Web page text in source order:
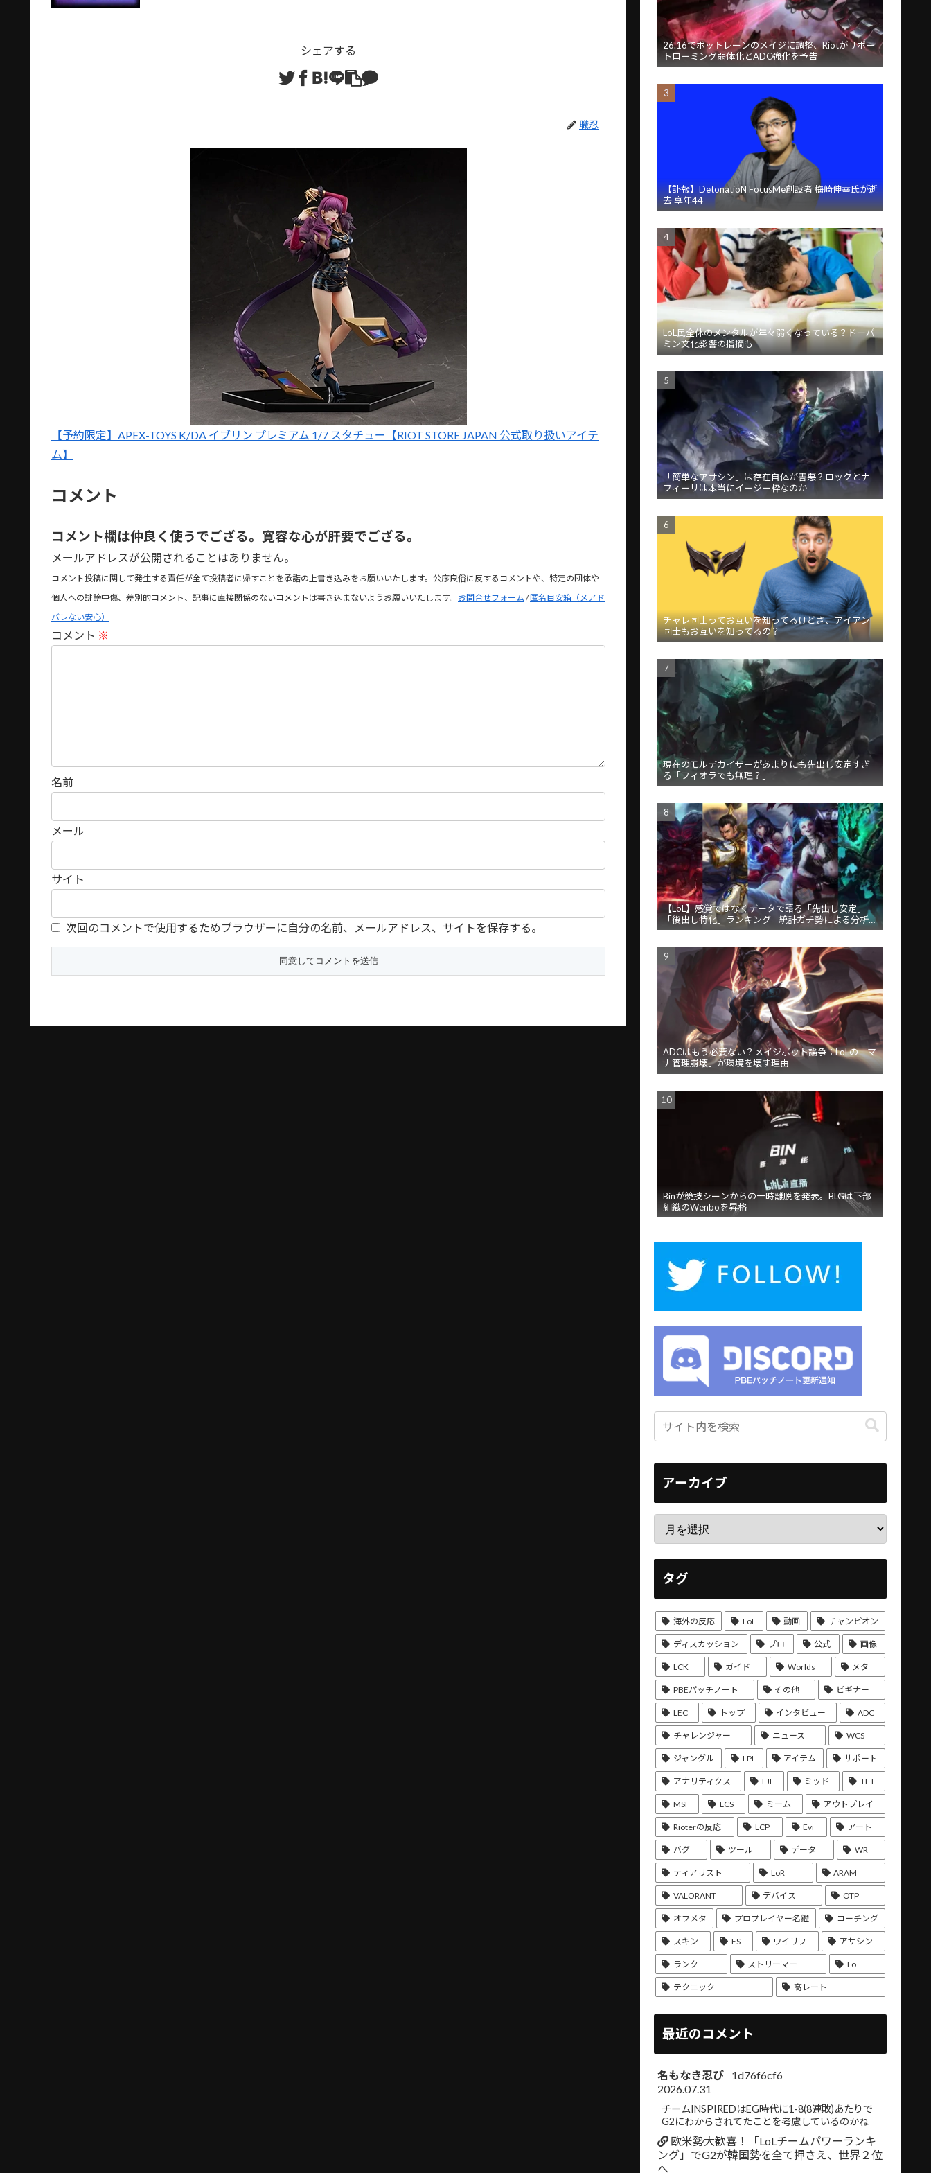
シェアする
職忍
【予約限定】APEX-TOYS K/DA イブリン プレミアム 1/7 スタチュー【RIOT STORE JAPAN 公式取り扱いアイテ
ム】
コメント
コメント欄は仲良く使うでござる。寛容な心が肝要でござる。
メールアドレスが公開されることはありません。
コメント投稿に関して発生する責任が全て投稿者に帰すことを承諾の上書き込みをお願いいたします。公序良俗に反するコメントや、特定の団体や
個人への誹謗中傷、差別的コメント、記事に直接関係のないコメントは書き込まないようお願いいたします。 お問合せフォーム /匿名目安箱（メアド
バレない安心）
コメント ※
名前
メール
サイト
次回のコメントで使用するためブラウザーに自分の名前、メールアドレス、サイトを保存する。
26.16でボットレーンのメイジに調整、Riotがサポー
トローミング弱体化とADC強化を予告
【訃報】DetonatioN FocusMe創設者 梅崎伸幸氏が逝
去 享年44
LoL民全体のメンタルが年々弱くなっている？ドーパ
ミン文化影響の指摘も
「簡単なアサシン」は存在自体が害悪？ロックとナ
フィーリは本当にイージー枠なのか
チャレ同士ってお互いを知ってるけどさ、アイアン
同士もお互いを知ってるの？
現在のモルデカイザーがあまりにも先出し安定すぎ
る「フィオラでも無理？」
【LoL】感覚ではなくデータで語る「先出し安定」
「後出し特化」ランキング - 統計ガチ勢による分析が
話題
ADCはもう必要ない？メイジボット論争：LoLの「マ
ナ管理崩壊」が環境を壊す理由
Binが競技シーンからの一時離脱を発表。BLGは下部
組織のWenboを昇格
アーカイブ
タグ
海外の反応 LoL 動画 チャンピオン
ディスカッション プロ 公式 画像
LCK ガイド Worlds メタ
PBEパッチノート その他 ビギナー
LEC トップ インタビュー ADC
チャレンジャー ニュース WCS
ジャングル LPL アイテム サポート
アナリティクス LJL ミッド TFT
MSI LCS ミーム アウトプレイ
Rioterの反応 LCP Evi アート
バグ ツール データ WR
ティアリスト LoR ARAM
VALORANT デバイス OTP
オフメタ プロプレイヤー名鑑 コーチング
スキン FS ワイリフ アサシン
ランク ストリーマー Lo
テクニック 高レート
最近のコメント
名もなき忍び
1d76f6cf6
2026.07.31
チームINSPIREDはEG時代に1-8(8連敗)あたりで
G2にわからされてたことを考慮しているのかね
欧米勢大歓喜！「LoLチームパワーランキ
ング」でG2が韓国勢を全て押さえ、世界２位
へ